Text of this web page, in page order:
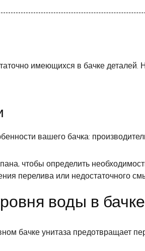
имеющихся в бачке деталей.
вашего бачка:
чтобы определить
перелива или недостаточного
воды в бачке
бачке унитаза предотвращает